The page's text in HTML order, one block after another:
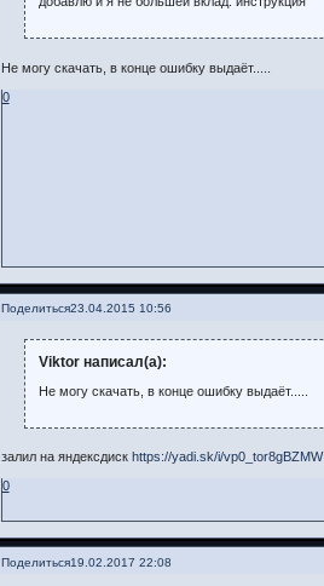
Не могу скачать, в конце ошибку выдаёт.....
0
Поделиться23.04.2015 10:56
Viktor написал(а):
Не могу скачать, в конце ошибку выдаёт.....
залил на яндексдиск https://yadi.sk/i/vp0_tor8gBZMW
0
Поделиться19.02.2017 22:08